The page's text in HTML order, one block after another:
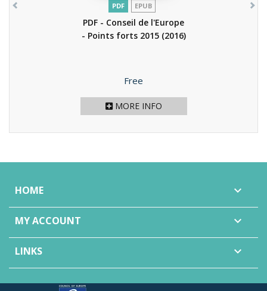
PDF EPUB
PDF - Conseil de l'Europe
- Points forts 2015 (2016)
Price
Free
MORE INFO
HOME 
MY ACCOUNT 
LINKS 